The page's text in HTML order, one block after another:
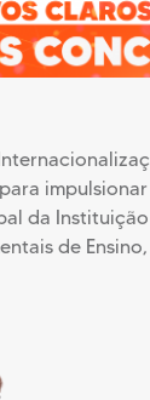
impulsionar
da
de